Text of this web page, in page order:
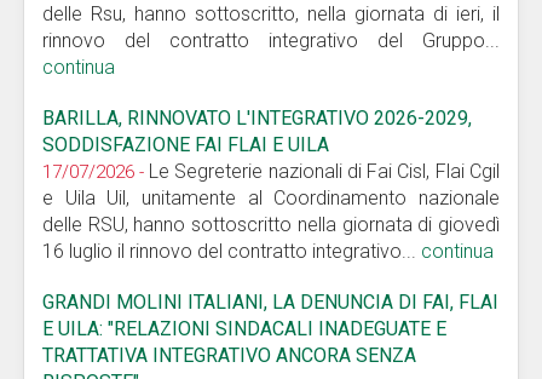
delle Rsu, hanno sottoscritto, nella giornata di ieri, il
rinnovo del contratto integrativo del Gruppo...
continua
BARILLA, RINNOVATO L'INTEGRATIVO 2026-2029,
SODDISFAZIONE FAI FLAI E UILA
17/07/2026 - Le Segreterie nazionali di Fai Cisl, Flai Cgil
e Uila Uil, unitamente al Coordinamento nazionale
delle RSU, hanno sottoscritto nella giornata di giovedì
16 luglio il rinnovo del contratto integrativo... continua
GRANDI MOLINI ITALIANI, LA DENUNCIA DI FAI, FLAI
E UILA: "RELAZIONI SINDACALI INADEGUATE E
TRATTATIVA INTEGRATIVO ANCORA SENZA